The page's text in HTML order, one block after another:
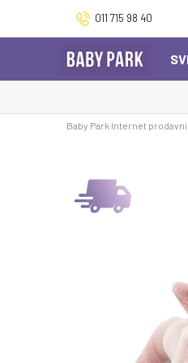
011 715 98 40
Baby Park Internet